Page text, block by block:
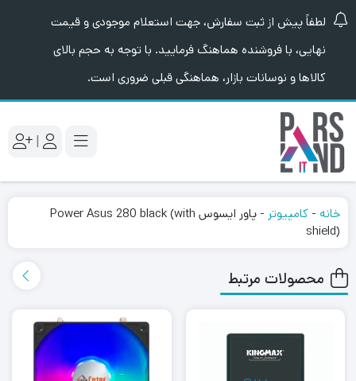
لطفاً پیش از ثبت سفارش، جهت استعلام موجودی و قیمت
نهایی، با فروشنده هماهنگ فرمایید. با توجه به حجم بالای
کالاها و نوسانات بازار، هماهنگی قبلی ضروری است.
|
خانه - کامپیوتر -
پاور ایسوس Power Asus 280 black (with
shield)
محصولات مرتبط